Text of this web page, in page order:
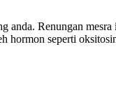
anda. Renungan mesra
hormon seperti